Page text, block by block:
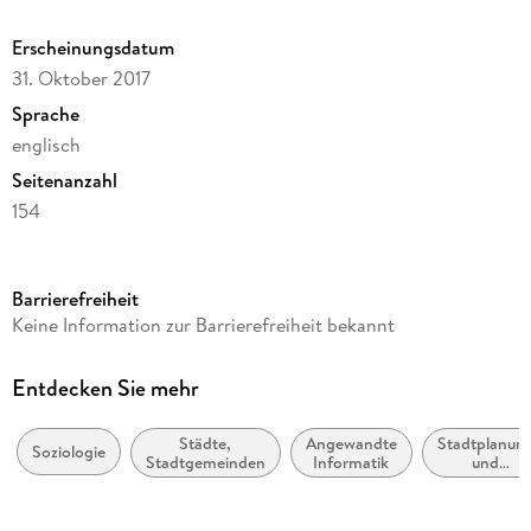
Erscheinungsdatum
31. Oktober 2017
Sprache
englisch
Seitenanzahl
154
Reihe
Autor/Autorin
Verlag/Hersteller
Springer International Publishing
Barrierefreiheit
Keine Information zur Barrierefreiheit bekannt
Entdecken Sie mehr
Soziologie
Städte,
Stadtgemeinden
Angewandte
Informatik
und
Architektur